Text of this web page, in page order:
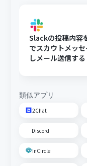
Slackの投稿内容
でスカウトメッ
しメール送信する
類似アプリ
2Chat
Discord
InCircle